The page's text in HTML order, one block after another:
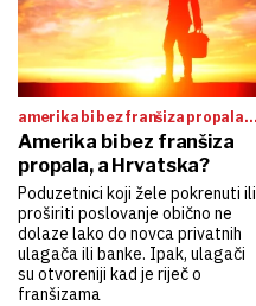
amerika bi bez franšiza propala,
a hrvatska…
Amerika bi bez franšiza
propala, a Hrvatska?
Poduzetnici koji žele pokrenuti ili
proširiti poslovanje obično ne
dolaze lako do novca privatnih
ulagača ili banke. Ipak, ulagači
su otvoreniji kad je riječ o
franšizama